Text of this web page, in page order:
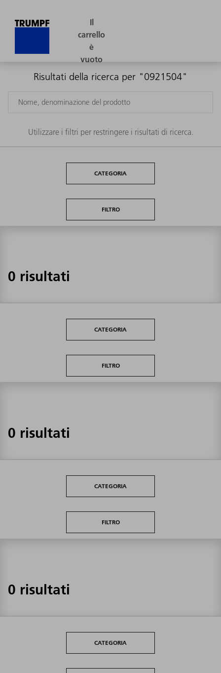
Risultati della ricerca per "0921504"
Utilizzare i filtri per restringere i risultati di ricerca.
CATEGORIA
FILTRO
0 risultati
CATEGORIA
FILTRO
0 risultati
CATEGORIA
FILTRO
0 risultati
CATEGORIA